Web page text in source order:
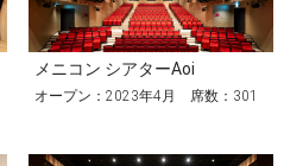
メニコン シアターAoi
オープン：2023年4月 席数：301